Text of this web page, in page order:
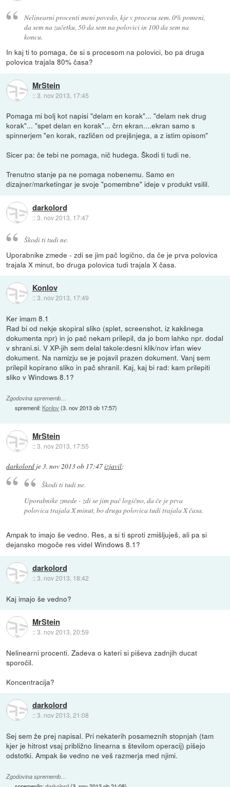
Nelinearni procenti meni povedo, kje v procesu sem. 0% pomeni,
da sem na začetku, 50 da sem na polovici in 100 da sem na
koncu.
In kaj ti to pomaga, če si s procesom na polovici, bo pa druga
polovica trajala 80% časa?
MrStein
::3. nov 2013, 17:45
Pomaga mi bolj kot napisi "delam en korak"... "delam nek drug
korak"... "spet delan en korak"... črn ekran....ekran samo s
spinnerjem "en korak, različen od prejšnjega, a z istim opisom"
Sicer pa: če tebi ne pomaga, nič hudega. Škodi ti tudi ne.
Trenutno stanje pa ne pomaga nobenemu. Samo en
dizajner/marketingar je svoje "pomembne" ideje v produkt vsilil.
darkolord
::3. nov 2013, 17:47
Škodi ti tudi ne.
Uporabnike zmede - zdi se jim pač logično, da če je prva polovica
trajala X minut, bo druga polovica tudi trajala X časa.
Konlov
::3. nov 2013, 17:49
Ker imam 8.1
Rad bi od nekje skopiral sliko (splet, screenshot, iz kakšnega
dokumenta npr) in jo pač nekam prilepil, da jo bom lahko npr. dodal
v shrani.si. V XP-jih sem delal takole:desni klik/nov irfan wiev
dokument. Na namizju se je pojavil prazen dokument. Vanj sem
prilepil kopirano sliko in pač shranil. Kaj, kaj bi rad: kam prilepiti
sliko v Windows 8.1?
Zgodovina sprememb…
spremenil: Konlov(3. nov 2013 ob 17:57)
MrStein
::3. nov 2013, 17:55
darkolord je3. nov 2013 ob 17:47izjavil:
Škodi ti tudi ne.
Uporabnike zmede - zdi se jim pač logično, da če je prva
polovica trajala X minut, bo druga polovica tudi trajala X časa.
Ampak to imajo še vedno. Res, a si ti sproti zmišljuješ, ali pa si
dejansko mogoče res videl Windows 8.1?
darkolord
::3. nov 2013, 18:42
Kaj imajo še vedno?
MrStein
::3. nov 2013, 20:59
Nelinearni procenti. Zadeva o kateri si piševa zadnjih ducat
sporočil.
Koncentracija?
darkolord
::3. nov 2013, 21:08
Sej sem že prej napisal. Pri nekaterih posameznih stopnjah (tam
kjer je hitrost vsaj približno linearna s številom operacij) pišejo
odstotki. Ampak še vedno ne veš razmerja med njimi.
Zgodovina sprememb…